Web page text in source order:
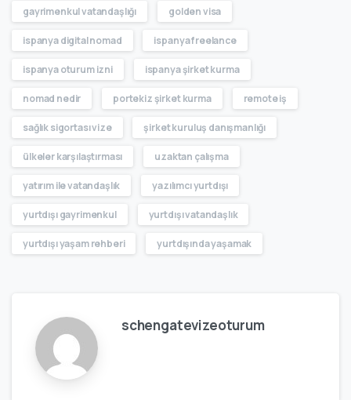
gayrimenkul vatandaşlığı golden visa
ispanya digital nomad ispanya freelance
ispanya oturum izni ispanya şirket kurma
nomad nedir portekiz şirket kurma remote iş
sağlık sigortası vize şirket kuruluş danışmanlığı
ülkeler karşılaştırması uzaktan çalışma
yatırım ile vatandaşlık yazılımcı yurtdışı
yurtdışı gayrimenkul yurtdışı vatandaşlık
yurtdışı yaşam rehberi yurtdışında yaşamak
schengatevizeoturum